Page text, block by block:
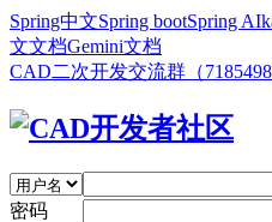
Spring中文Spring bootSpring AI
文文档Gemini文档
CAD二次开发交流群（
密码